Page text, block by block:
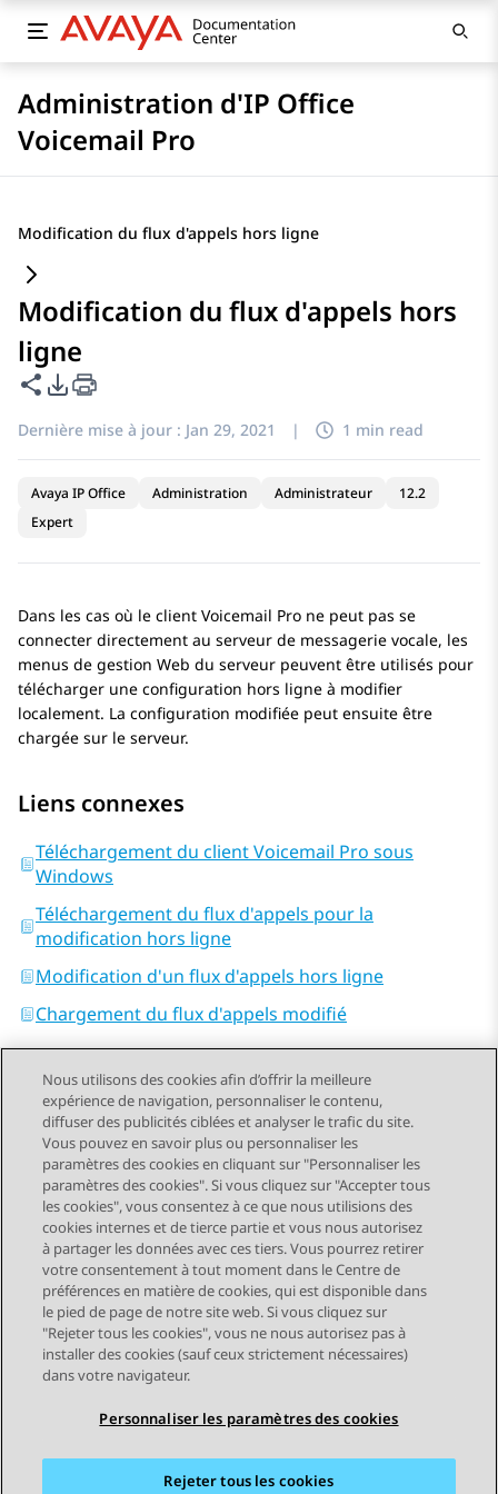
Administration d'IP Office
Voicemail Pro
Modification du flux d'appels hors ligne
Modification du flux d'appels hors
ligne
Partager cette page
Options d'exportation PDF
Dernière mise à jour : Jan 29, 2021 | 1 min read
Avaya IP Office Administration Administrateur
12.2
Expert
Dans les cas où le client Voicemail Pro ne peut pas se
connecter directement au serveur de messagerie vocale, les
menus de gestion Web du serveur peuvent être utilisés pour
télécharger une configuration hors ligne à modifier
localement. La configuration modifiée peut ensuite être
chargée sur le serveur.
Liens connexes
Téléchargement du client Voicemail Pro sous
Windows
Téléchargement du flux d'appels pour la
modification hors ligne
Modification d'un flux d'appels hors ligne
Chargement du flux d'appels modifié
Send Feedback
Navigation par sujet
Sujet précédent Sujet suivant
STAY CONNECTED
Nous utilisons des cookies afin d’offrir la meilleure
expérience de navigation, personnaliser le contenu,
diffuser des publicités ciblées et analyser le trafic du site.
Vous pouvez en savoir plus ou personnaliser les
paramètres des cookies en cliquant sur "Personnaliser les
paramètres des cookies". Si vous cliquez sur "Accepter tous
les cookies", vous consentez à ce que nous utilisions des
cookies internes et de tierce partie et vous nous autorisez
à partager les données avec ces tiers. Vous pourrez retirer
votre consentement à tout moment dans le Centre de
préférences en matière de cookies, qui est disponible dans
le pied de page de notre site web. Si vous cliquez sur
"Rejeter tous les cookies", vous ne nous autorisez pas à
installer des cookies (sauf ceux strictement nécessaires)
dans votre navigateur.
Personnaliser les paramètres des cookies
Rejeter tous les cookies